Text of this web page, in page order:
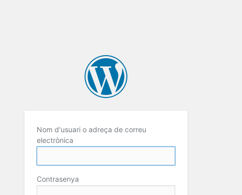
Nom d'usuari o adreça de correu
electrònica
Contrasenya